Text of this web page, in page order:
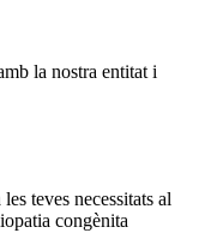
la nostra entitat i
teves necessitats al
congènita